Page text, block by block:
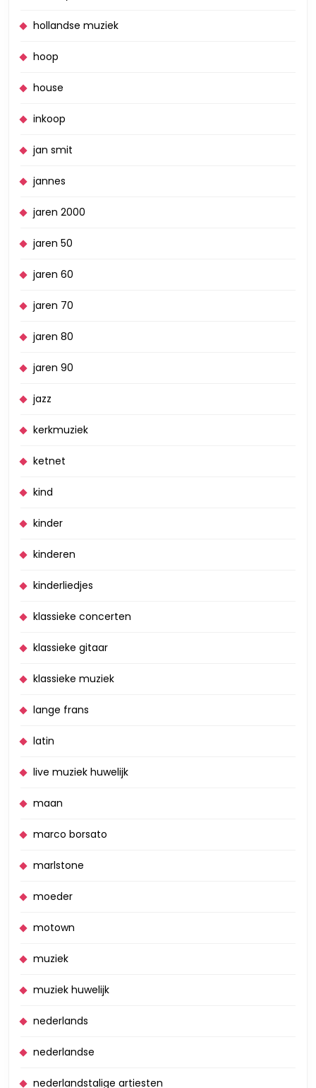
hollandse muziek
hoop
house
inkoop
jan smit
jannes
jaren 2000
jaren 50
jaren 60
jaren 70
jaren 80
jaren 90
jazz
kerkmuziek
ketnet
kind
kinder
kinderen
kinderliedjes
klassieke concerten
klassieke gitaar
klassieke muziek
lange frans
latin
live muziek huwelijk
maan
marco borsato
marlstone
moeder
motown
muziek
muziek huwelijk
nederlands
nederlandse
nederlandstalige artiesten